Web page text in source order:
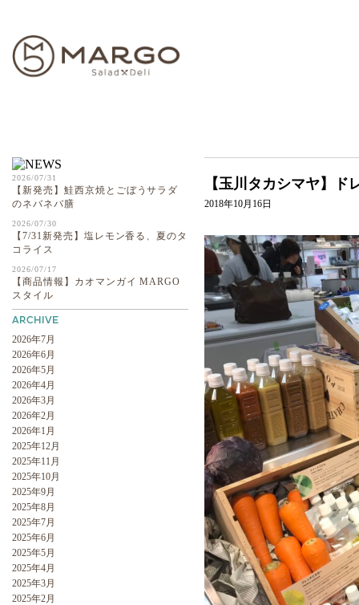
2026/07/31
【新発売】鮭西京焼とごぼうサラダ
のネバネバ膳
2026/07/30
【7/31新発売】塩レモン香る、夏のタ
コライス
2026/07/17
【商品情報】カオマンガイ MARGO
スタイル
2026年7月
2026年6月
2026年5月
2026年4月
2026年3月
2026年2月
2026年1月
2025年12月
2025年11月
2025年10月
2025年9月
2025年8月
2025年7月
2025年6月
2025年5月
2025年4月
2025年3月
2025年2月
【玉川タカシマヤ】ド
2018年10月16日